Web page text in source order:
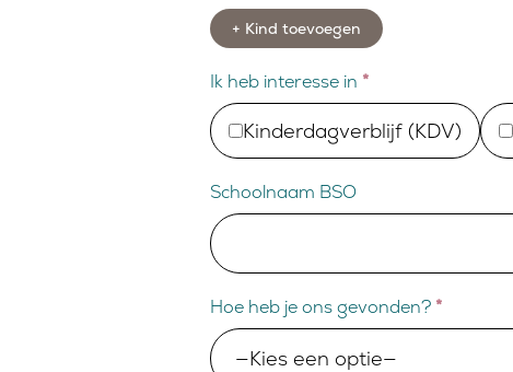
+ Kind toevoegen
Ik heb interesse in *
Kinderdagverblijf (KDV)
Schoolnaam BSO
Hoe heb je ons gevonden? *